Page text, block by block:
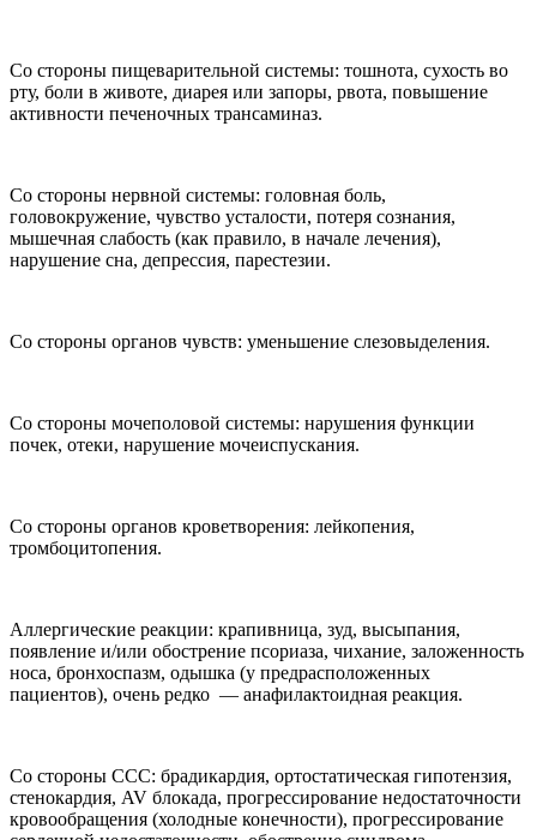
Со стороны пищеварительной системы: тошнота, сухость во
рту, боли в животе, диарея или запоры, рвота, повышение
активности печеночных трансаминаз.
Со стороны нервной системы: головная боль,
головокружение, чувство усталости, потеря сознания,
мышечная слабость (как правило, в начале лечения),
нарушение сна, депрессия, парестезии.
Со стороны органов чувств: уменьшение слезовыделения.
Со стороны мочеполовой системы: нарушения функции
почек, отеки, нарушение мочеиспускания.
Со стороны органов кроветворения: лейкопения,
тромбоцитопения.
Аллергические реакции: крапивница, зуд, высыпания,
появление и/или обострение псориаза, чихание, заложенность
носа, бронхоспазм, одышка (у предрасположенных
пациентов), очень редко — анафилактоидная реакция.
Со стороны ССС: брадикардия, ортостатическая гипотензия,
стенокардия, AV блокада, прогрессирование недостаточности
кровообращения (холодные конечности), прогрессирование